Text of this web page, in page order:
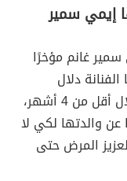
إيمي سمير
غانم مؤخرًا
دلال
عبدالعزيز متأثرين بفيروس كورونا-19 خلال أقل من 4 أشهر،
والدتها لكي لا
المرض حتى